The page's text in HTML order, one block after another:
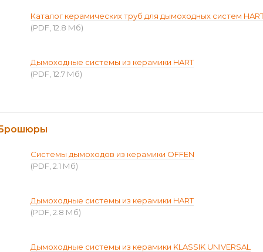
Каталог керамических труб для дымоходных систем
(PDF, 12.8 Мб)
Дымоходные системы из керамики HART
(PDF, 12.7 Мб)
Системы дымоходов из керамики OFFEN
(PDF, 2.1 Мб)
Дымоходные системы из керамики HART
(PDF, 2.8 Мб)
Дымоходные системы из керамики KLASSIK UNIVERSAL